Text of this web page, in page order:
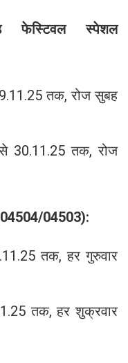
फेस्टिवल स्पेशल
तक, रोज सुबह
30.11.25 तक, रोज
04503):
तक, हर गुरुवार
तक, हर शुक्रवार